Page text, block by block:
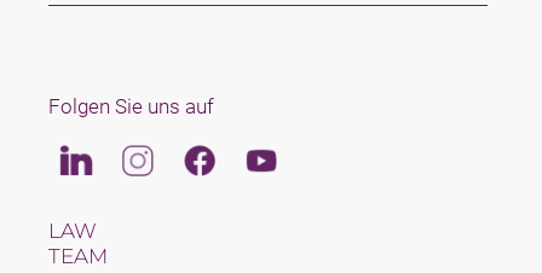
Folgen Sie uns auf
LinkedinInstagramFacebookYoutube
LAW
TEAM